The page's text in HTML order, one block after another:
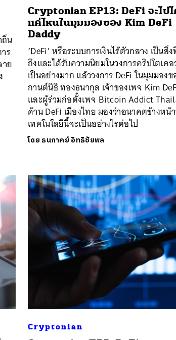
น
ร
ย
Cryptonian EP13: DeFi จะไป
แค่ไหนในมุมมองของ Kim DeFi
Daddy
‘DeFi’ หรือระบบการเงินไร้ตัวกลาง เป็น
ถึงและได้รับความนิยมในวงการคริปโตเคอ
เป็นอย่างมาก แล้ววงการ DeFi ในมุมมองข
กานต์นิธิ ทองธนากุล เจ้าของเพจ Kim
และผู้ร่วมก่อตั้งเพจ Bitcoin Addict
ด้าน DeFi เมืองไทย มองว่าอนาคตข้างหน้
เทคโนโลยีนี้จะเป็นอย่างไรต่อไป
โดย ธนภาคย์ อิทธิชัยพล
Cryptonian
หา
SHARE TWEET LINE